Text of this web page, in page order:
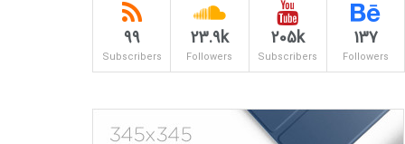
137
Followers
205k
Subscribers
23.9k
Followers
99
Subscribers